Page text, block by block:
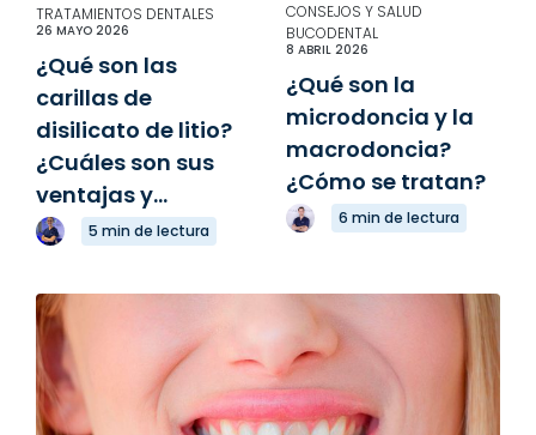
TRATAMIENTOS DENTALES
26 MAYO 2026
¿Qué son las
carillas de
disilicato de litio?
¿Cuáles son sus
ventajas y...
5 min de lectura
CONSEJOS Y SALUD
BUCODENTAL
8 ABRIL 2026
¿Qué son la
microdoncia y la
macrodoncia?
¿Cómo se tratan?
6 min de lectura